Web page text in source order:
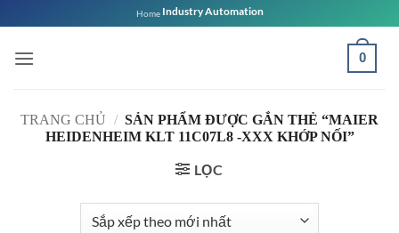
qua
nội
Home Industry Automation
0
TRANG CHỦ / SẢN PHẨM ĐƯỢC GẮN THẺ “MAIER
HEIDENHEIM KLT 11C07L8 -XXX KHỚP NỐI”
LỌC